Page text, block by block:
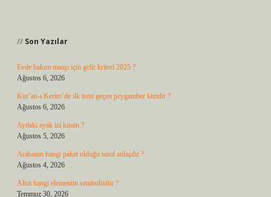
Son Yazılar
Evde bakım maaşı için gelir kriteri 2025 ?
Ağustos 6, 2026
Kur’an-ı Kerim’de ilk ismi geçen peygamber kimdir ?
Ağustos 6, 2026
Aydaki ayak izi kimin ?
Ağustos 5, 2026
Arabanın hangi paket olduğu nasıl anlaşılır ?
Ağustos 4, 2026
Altın hangi elementin sembolüdür ?
Temmuz 30, 2026